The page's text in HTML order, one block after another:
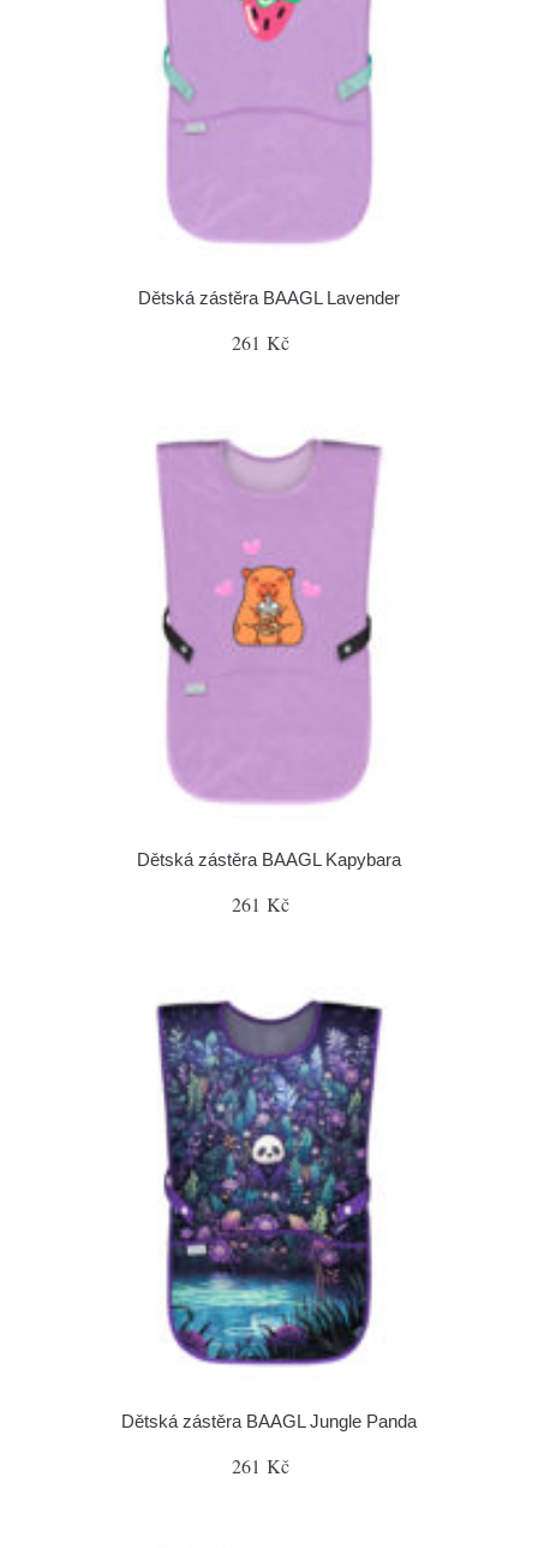
Dětská zástěra BAAGL Lavender
261 Kč
Dětská zástěra BAAGL Kapybara
261 Kč
Dětská zástěra BAAGL Jungle Panda
261 Kč